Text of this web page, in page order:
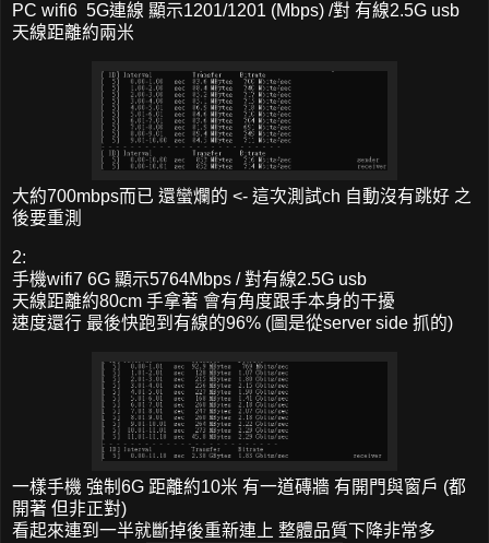
PC wifi6 5G連線 顯示1201/1201 (Mbps) /對 有線2.5G usb
天線距離約兩米
大約700mbps而已 還蠻爛的 <- 這次測試ch 自動沒有跳好 之
後要重測
2:
手機wifi7 6G 顯示5764Mbps / 對有線2.5G usb
天線距離約80cm 手拿著 會有角度跟手本身的干擾
速度還行 最後快跑到有線的96% (圖是從server side 抓的)
一樣手機 強制6G 距離約10米 有一道磚牆 有開門與窗戶 (都
開著 但非正對)
看起來連到一半就斷掉後重新連上 整體品質下降非常多